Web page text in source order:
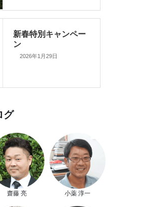
新春特別キャンペー
ン
2026年1月29日
グ
齋藤 亮 小薬 淳一